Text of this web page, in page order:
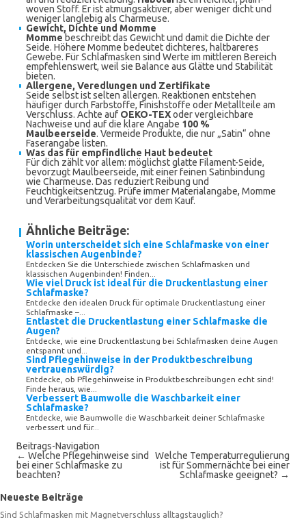
woven Stoff. Er ist atmungsaktiver, aber weniger dicht und
weniger langlebig als Charmeuse.
Gewicht, Dichte und Momme
Momme beschreibt das Gewicht und damit die Dichte der
Seide. Höhere Momme bedeutet dichteres, haltbareres
Gewebe. Für Schlafmasken sind Werte im mittleren Bereich
empfehlenswert, weil sie Balance aus Glätte und Stabilität
bieten.
Allergene, Veredlungen und Zertifikate
Seide selbst ist selten allergen. Reaktionen entstehen
häufiger durch Farbstoffe, Finishstoffe oder Metallteile am
Verschluss. Achte auf OEKO-TEXoder vergleichbare
Nachweise und auf die klare Angabe 100 %
Maulbeerseide. Vermeide Produkte, die nur „Satin“ ohne
Faserangabe listen.
Was das für empfindliche Haut bedeutet
Für dich zählt vor allem: möglichst glatte Filament-Seide,
bevorzugt Maulbeerseide, mit einer feinen Satinbindung
wie Charmeuse. Das reduziert Reibung und
Feuchtigkeitsentzug. Prüfe immer Materialangabe, Momme
und Verarbeitungsqualität vor dem Kauf.
Ähnliche Beiträge:
Worin unterscheidet sich eine Schlafmaske von einer
klassischen Augenbinde?
Entdecken Sie die Unterschiede zwischen Schlafmasken und
klassischen Augenbinden! Finden...
Wie viel Druck ist ideal für die Druckentlastung einer
Schlafmaske?
Entdecke den idealen Druck für optimale Druckentlastung einer
Schlafmaske –...
Entlastet die Druckentlastung einer Schlafmaske die
Augen?
Entdecke, wie eine Druckentlastung bei Schlafmasken deine Augen
entspannt und...
Sind Pflegehinweise in der Produktbeschreibung
vertrauenswürdig?
Entdecke, ob Pflegehinweise in Produktbeschreibungen echt sind!
Finde heraus, wie...
Verbessert Baumwolle die Waschbarkeit einer
Schlafmaske?
Entdecke, wie Baumwolle die Waschbarkeit deiner Schlafmaske
verbessert und für...
Beitrags-Navigation
← Welche Pflegehinweise sind
bei einer Schlafmaske zu
beachten?
Welche Temperaturregulierung
ist für Sommernächte bei einer
Schlafmaske geeignet? →
Neueste Beiträge
Sind Schlafmasken mit Magnetverschluss alltagstauglich?